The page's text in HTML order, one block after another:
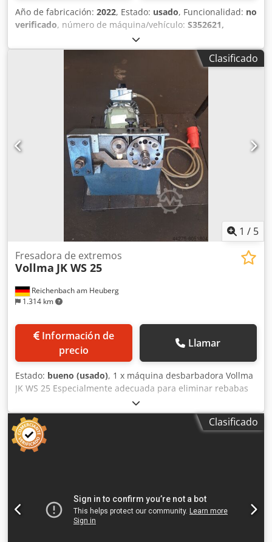
Año de fabricación: 2022, Estado: usado, Funcionalidad: no
verificado, número de máquina/vehículo: S352621,
, Sistema de desbarbado compuesto por:
3 células robotizadas, cada una con un robot KUKA KR10
1440-2 con husillos de desbarbado, 3 protecciones de
seguridad con puerta de carga por robot, 1 unidad
hidráulica para sistemas de sujeción, 3 sistemas
hidráulicos de sujeción. Para más detalles sobre el estado
y las especificaciones técnicas, consulte el informe pericial
adjunto. Crsdoyqycxspfx Ab Hof
Clasificado
1 / 5
Reichenbach am Heuberg
1.314 km
Fresadora de extremos
Vollma JK WS 25
Información de
precio
Llamar
Estado: bueno (usado), 1 x máquina desbarbadora Vollma
JK WS 25 Especialmente adecuada para eliminar rebabas
de corte en piezas torneadas. Crodpfx Aboiz Dc Re Hjf La
máquina puede ser inspeccionada en nuestro almacén de
Reichenbach con el suministro eléctrico conectado.Clasificado